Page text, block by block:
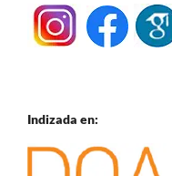
Indizada en: